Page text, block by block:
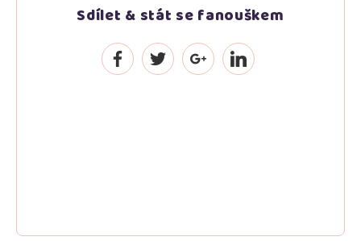
Sdílet & stát se fanouškem